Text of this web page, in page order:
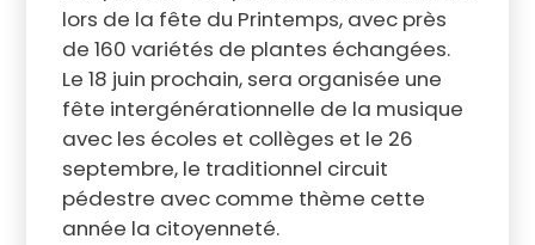
lors de la fête du Printemps, avec près
de 160 variétés de plantes échangées.
Le 18 juin prochain, sera organisée une
fête intergénérationnelle de la musique
avec les écoles et collèges et le 26
septembre, le traditionnel circuit
pédestre avec comme thème cette
année la citoyenneté.